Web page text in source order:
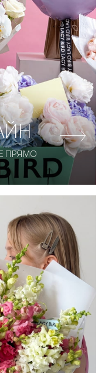
ПРЯМО